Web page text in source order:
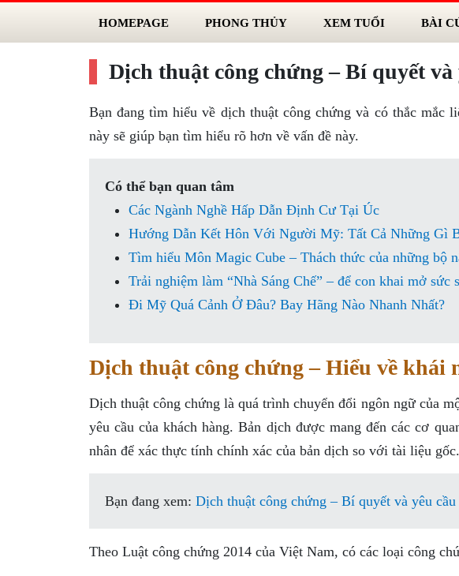
HOMEPAGE PHONG THỦY XEM TUỔI BÀI
Dịch thuật công chứng – Bí quyết và
Bạn đang tìm hiểu về dịch thuật công chứng và có thắc mắc
này sẽ giúp bạn tìm hiểu rõ hơn về vấn đề này.
Có thể bạn quan tâm
Các Ngành Nghề Hấp Dẫn Định Cư Tại Úc
Hướng Dẫn Kết Hôn Với Người Mỹ: Tất Cả Những Gì
Tìm hiểu Môn Magic Cube – Thách thức của những bộ
Trải nghiệm làm “Nhà Sáng Chế” – để con khai mở sức
Đi Mỹ Quá Cảnh Ở Đâu? Bay Hãng Nào Nhanh Nhất?
Dịch thuật công chứng – Hiểu về khái
Dịch thuật công chứng là quá trình chuyển đổi ngôn ngữ của
yêu cầu của khách hàng. Bản dịch được mang đến các cơ
nhân để xác thực tính chính xác của bản dịch so với tài liệu gốc.
Bạn đang xem: Dịch thuật công chứng – Bí quyết và yêu cầu
Theo Luật công chứng 2014 của Việt Nam, có các loại công